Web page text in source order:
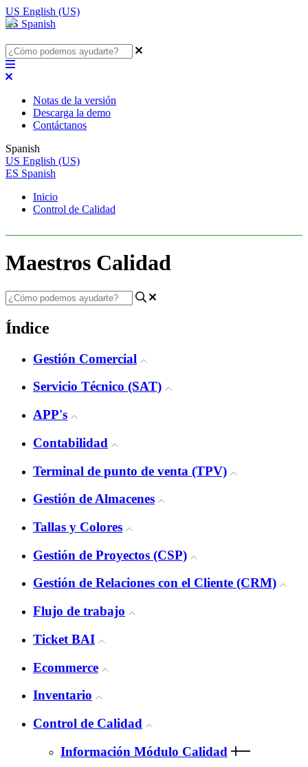
US English (US)
ES Spanish
Notas de la versión
Descarga la demo
Contáctanos
Spanish
US English (US)
ES Spanish
Inicio
Control de Calidad
Maestros Calidad
Índice
Gestión Comercial
Servicio Técnico (SAT)
APP's
Contabilidad
Terminal de punto de venta (TPV)
Gestión de Almacenes
Tallas y Colores
Gestión de Proyectos (CSP)
Gestión de Relaciones con el Cliente (CRM)
Flujo de trabajo
Ticket BAI
Ecommerce
Inventario
Control de Calidad
Información Módulo Calidad